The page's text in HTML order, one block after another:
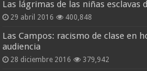
Las lágrimas de las niñas esclavas
29 abril 2016 400,848
Las Campos: racismo de clase en
audiencia
28 diciembre 2016 379,942